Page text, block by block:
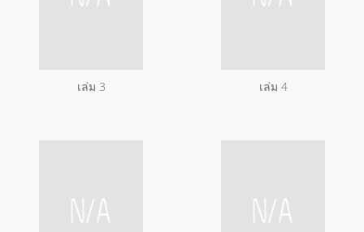
เล่ม 3 เล่ม 4